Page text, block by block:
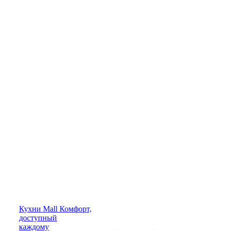
Кухни Mall Комфорт,
доступный
каждому